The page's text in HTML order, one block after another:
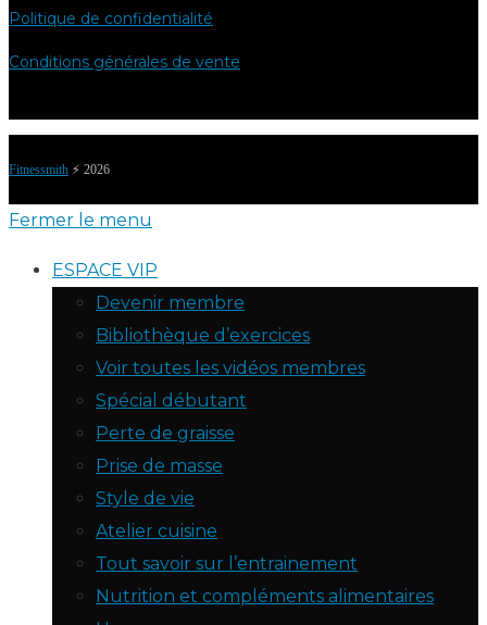
Politique de confidentialité
Conditions générales de vente
Fitnessmith ⚡️ 2026
Fermer le menu
ESPACE VIP
Devenir membre
Bibliothèque d’exercices
Voir toutes les vidéos membres
Spécial débutant
Perte de graisse
Prise de masse
Style de vie
Atelier cuisine
Tout savoir sur l’entrainement
Nutrition et compléments alimentaires